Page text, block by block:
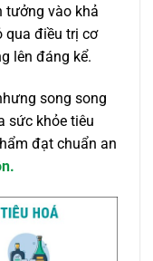
tưởng vào khả
qua điều trị cơ
lên đáng kể.
song song
sức khỏe tiêu
đạt chuẩn an